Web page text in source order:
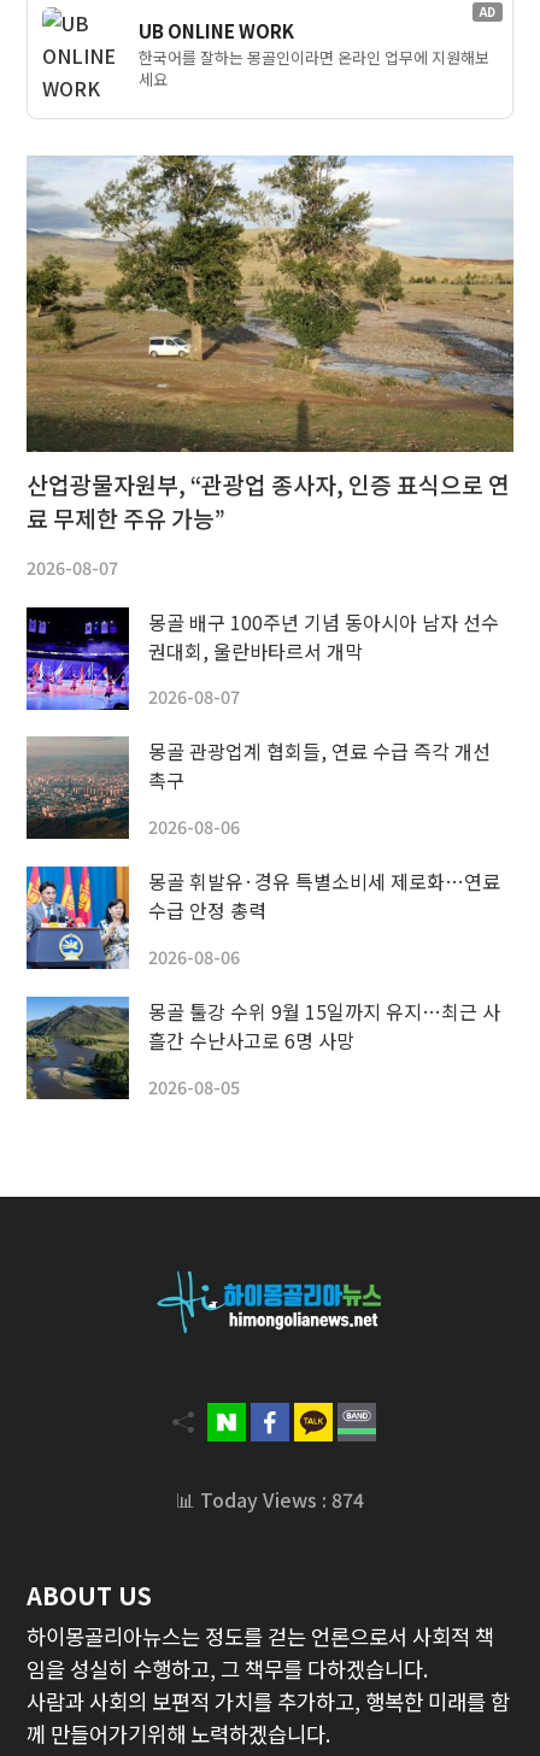
AD
UB ONLINE WORK
한국어를 잘하는 몽골인이라면 온라인 업무에 지원해보
세요
산업광물자원부, “관광업 종사자, 인증 표식으로 연
료 무제한 주유 가능”
2026-08-07
몽골 배구 100주년 기념 동아시아 남자 선수
권대회, 울란바타르서 개막
2026-08-07
몽골 관광업계 협회들, 연료 수급 즉각 개선
촉구
2026-08-06
몽골 휘발유·경유 특별소비세 제로화…연료
수급 안정 총력
2026-08-06
몽골 툴강 수위 9월 15일까지 유지…최근 사
흘간 수난사고로 6명 사망
2026-08-05
📊 Today Views : 874
ABOUT US
하이몽골리아뉴스는 정도를 걷는 언론으로서 사회적 책
임을 성실히 수행하고, 그 책무를 다하겠습니다.
사람과 사회의 보편적 가치를 추가하고, 행복한 미래를 함
께 만들어가기위해 노력하겠습니다.